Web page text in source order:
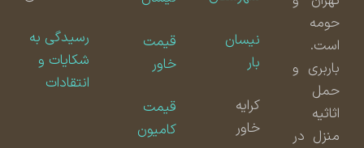
حومه
است.
باربری و
حمل
اثاثیه
منزل در
نیسان
قیمت
قیمت
کامیون
رسیدگی به
شکایات و
انتقادات